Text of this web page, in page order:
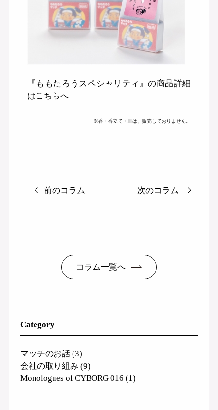
『ももたろうスペシャリティ』の商品詳細
はこちらへ
※香・香立て・皿は、販売しておりません。
前のコラム 次のコラム
コラム一覧へ
Category
マッチのお話(3)
会社の取り組み (9)
Monologues of CYBORG 016 (1)